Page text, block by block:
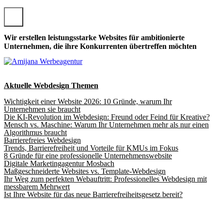
Wir erstellen leistungsstarke Websites für ambitionierte
Unternehmen, die ihre Konkurrenten übertreffen möchten
Aktuelle Webdesign Themen
Wichtigkeit einer Website 2026: 10 Gründe, warum Ihr
Unternehmen sie braucht
Die KI-Revolution im Webdesign: Freund oder Feind für Kreative?
Mensch vs. Maschine: Warum Ihr Unternehmen mehr als nur einen
Algorithmus braucht
Barrierefreies Webdesign
Trends, Barrierefreiheit und Vorteile für KMUs im Fokus
8 Gründe für eine professionelle Unternehmenswebsite
Digitale Marketingagentur Mosbach
Maßgeschneiderte Websites vs. Template-Webdesign
Ihr Weg zum perfekten Webauftritt: Professionelles Webdesign mit
messbarem Mehrwert
Ist Ihre Website für das neue Barrierefreiheitsgesetz bereit?